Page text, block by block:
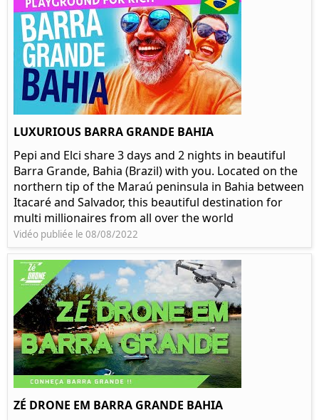
LUXURIOUS BARRA GRANDE BAHIA
Pepi and Elci share 3 days and 2 nights in beautiful
Barra Grande, Bahia (Brazil) with you. Located on the
northern tip of the Maraú peninsula in Bahia between
Itacaré and Salvador, this beautiful destination for
multi millionaires from all over the world
Vidéo publiée le 08/08/2022
ZÉ DRONE EM BARRA GRANDE BAHIA